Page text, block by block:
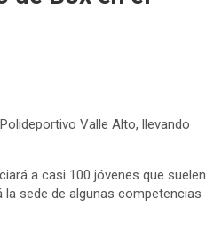
Valle Alto, llevando
a casi 100 jóvenes que suelen
sede de algunas competencias